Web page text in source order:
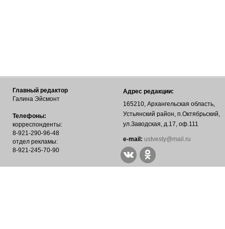
Главный редактор
Галина Эйсмонт
Телефоны:
корреспонденты:
8-921-290-96-48
отдел рекламы:
8-921-245-70-90
Адрес редакции:
165210, Архангельская область,
Устьянский район, п.Октябрьский,
ул.Заводская, д.17, оф.111
е-mail: ustvesty@mail.ru